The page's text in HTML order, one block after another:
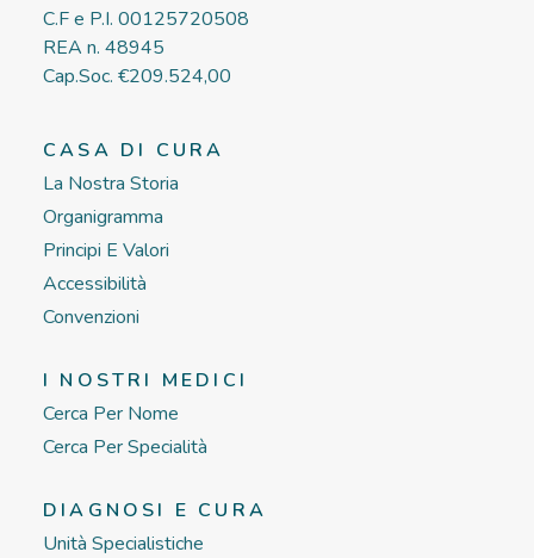
C.F e P.I. 00125720508
REA n. 48945
Cap.Soc. €209.524,00
CASA DI CURA
La Nostra Storia
Organigramma
Principi E Valori
Accessibilità
Convenzioni
I NOSTRI MEDICI
Cerca Per Nome
Cerca Per Specialità
DIAGNOSI E CURA
Unità Specialistiche